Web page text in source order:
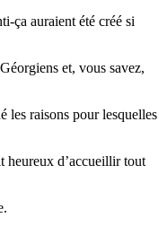
ça auraient été créé si
et, vous savez,
les raisons pour lesquelles
heureux d’accueillir tout